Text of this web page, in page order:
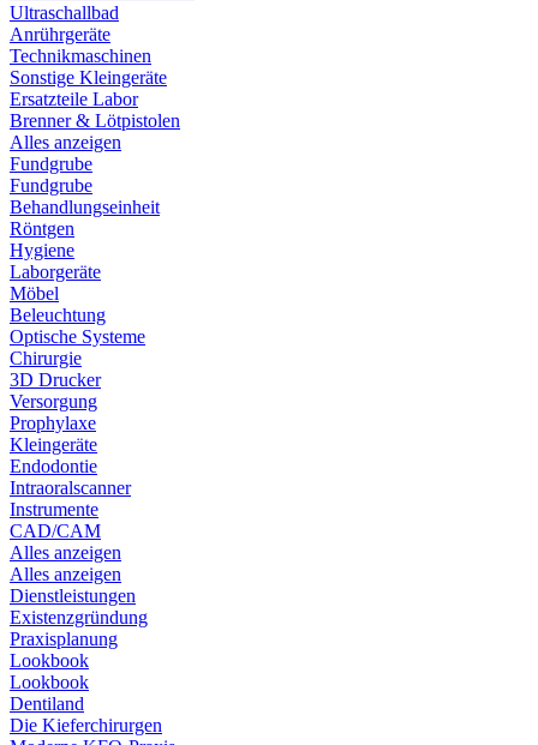
Ultraschallbad
Anrührgeräte
Technikmaschinen
Sonstige Kleingeräte
Ersatzteile Labor
Brenner & Lötpistolen
Alles anzeigen
Fundgrube
Fundgrube
Behandlungseinheit
Röntgen
Hygiene
Laborgeräte
Möbel
Beleuchtung
Optische Systeme
Chirurgie
3D Drucker
Versorgung
Prophylaxe
Kleingeräte
Endodontie
Intraoralscanner
Instrumente
CAD/CAM
Alles anzeigen
Alles anzeigen
Dienstleistungen
Existenzgründung
Praxisplanung
Lookbook
Lookbook
Dentiland
Die Kieferchirurgen